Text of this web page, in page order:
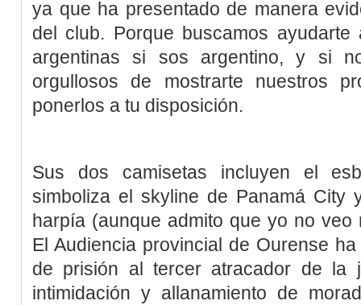
ya que ha presentado de manera
del club. Porque buscamos
argentinas si sos argentino, y si
orgullosos de mostrarte nuestros
ponerlos a tu disposición.
Sus dos camisetas incluyen el
simboliza el skyline de Panamá City
harpía (aunque admito que yo no
El Audiencia provincial de Ourense
de prisión al tercer atracador de la
intimidación y allanamiento de